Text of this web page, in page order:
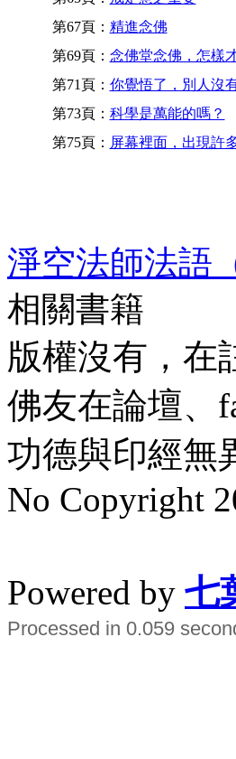
第67頁： 精進念佛
第69頁： 念佛堂念佛，怎樣
第71頁： 你覺悟了，別人沒
第73頁： 科學是萬能的嗎？
第75頁： 屏幕裡面，出現許
淨空法師法語
相關書籍
版權沒有，在
佛友在論壇、
功德與印經無
No Copyright
Powered by 七
Processed in 0.059